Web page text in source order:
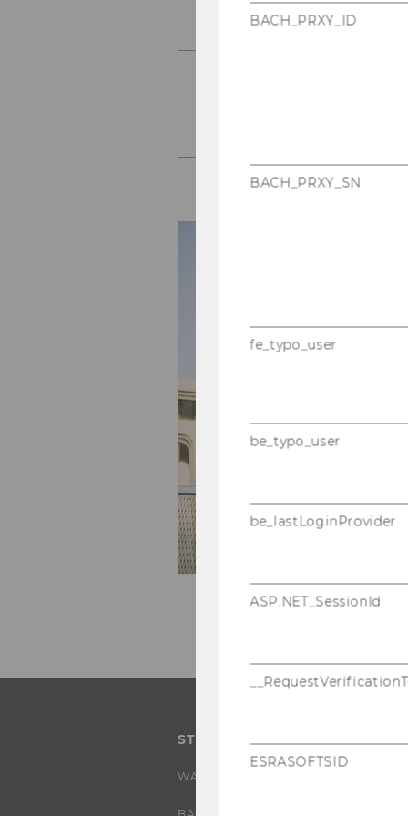
STUDIUM
WARUM WU?
BACH_PRXY_ID
BACH_PRXY_SN
fe_typo_user
be_typo_user
be_lastLoginProvider
ASP.NET_SessionId
ESRASOFTSID